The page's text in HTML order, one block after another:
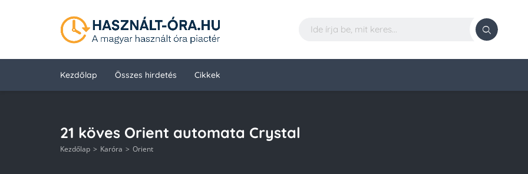
Kezdőlap Összes hirdetés Cikkek
21 köves Orient automata Crystal
Kezdőlap Karóra Orient